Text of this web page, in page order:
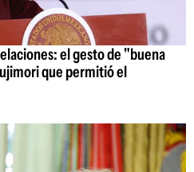
el gesto de "buena
que permitió el